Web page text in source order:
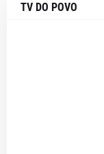
TV DO POVO